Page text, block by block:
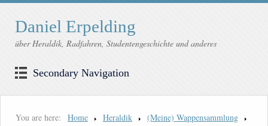
Daniel Erpelding
über Heraldik, Radfahren, Studentengeschichte und anderes
Secondary Navigation
You are here: Home Heraldik
(Meine) Wappensammlung